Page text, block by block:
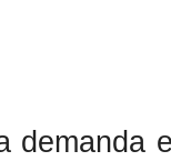
demanda